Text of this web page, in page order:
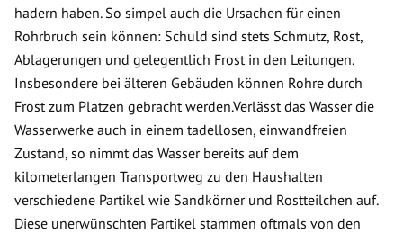
hadern haben. So simpel auch die Ursachen für einen
Rohrbruch sein können: Schuld sind stets Schmutz, Rost,
Ablagerungen und gelegentlich Frost in den Leitungen.
Insbesondere bei älteren Gebäuden können Rohre durch
Frost zum Platzen gebracht werden.Verlässt das Wasser die
Wasserwerke auch in einem tadellosen, einwandfreien
Zustand, so nimmt das Wasser bereits auf dem
kilometerlangen Transportweg zu den Haushalten
verschiedene Partikel wie Sandkörner und Rostteilchen auf.
Diese unerwünschten Partikel stammen oftmals von den